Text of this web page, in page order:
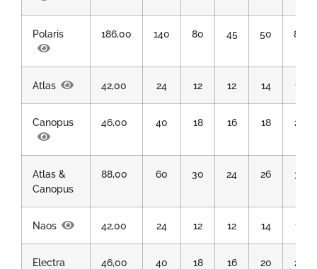
Polaris 186,00 140 80 45 50 80
Atlas 42,00 24 12 12 14 12
Canopus 46,00 40 18 16 18 20
Atlas &
Canopus
88,00 60 30 24 26 35
Naos 42,00 24 12 12 14 12
Electra 46,00 40 18 16 20 20